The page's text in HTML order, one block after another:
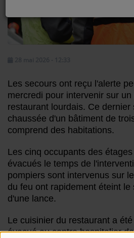
EMISSIONS
TITRES DIFFUSÉS
EVÈNEMENTS
LES JEUX
CONTACTEZ-NOUS
RÉGIE PUBLICTIAIRE
Se connecter
Les secours ont reçu l'alerte
mercredi pour intervenir sur
restaurant lourdais. Ce dernier
chaussée d'un bâtiment de
comprend des habitations.
Les cinq occupants des
évacués le temps de
pompiers sont intervenus sur
du feu ont rapidement éteint le
d'une lance.
Le cuisinier du restaurant a
évacué au centre hospitalier